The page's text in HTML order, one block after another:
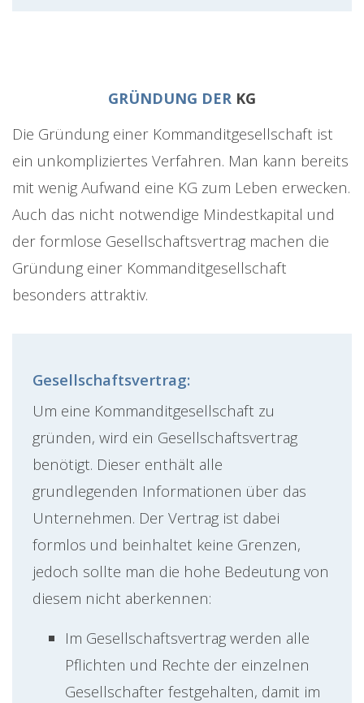
GRÜNDUNG DER KG
Die Gründung einer Kommanditgesellschaft ist
ein unkompliziertes Verfahren. Man kann bereits
mit wenig Aufwand eine KG zum Leben erwecken.
Auch das nicht notwendige Mindestkapital und
der formlose Gesellschaftsvertrag machen die
Gründung einer Kommanditgesellschaft
besonders attraktiv.
Gesellschaftsvertrag:
Um eine Kommanditgesellschaft zu
gründen, wird ein Gesellschaftsvertrag
benötigt. Dieser enthält alle
grundlegenden Informationen über das
Unternehmen. Der Vertrag ist dabei
formlos und beinhaltet keine Grenzen,
jedoch sollte man die hohe Bedeutung von
diesem nicht aberkennen:
Im Gesellschaftsvertrag werden alle
Pflichten und Rechte der einzelnen
Gesellschafter festgehalten, damit im